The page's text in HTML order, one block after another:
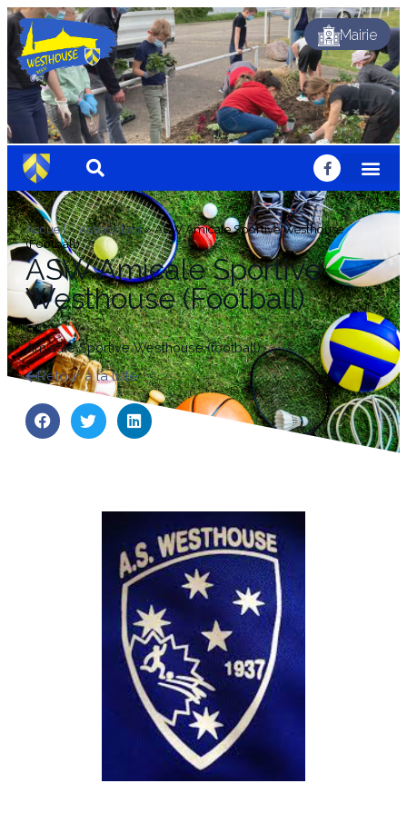
Mairie
Accueil»Association»ASW Amicale Sportive Westhouse
(Football)
ASW Amicale Sportive
Westhouse (Football)
Amicale Sportive Westhouse (football)
Retour à la liste